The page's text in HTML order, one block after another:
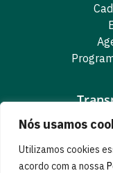
Nós usamos
Utilizamos cookies
acordo com a nossa